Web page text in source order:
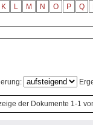
K L M N O P Q
der Dokumente 1-1